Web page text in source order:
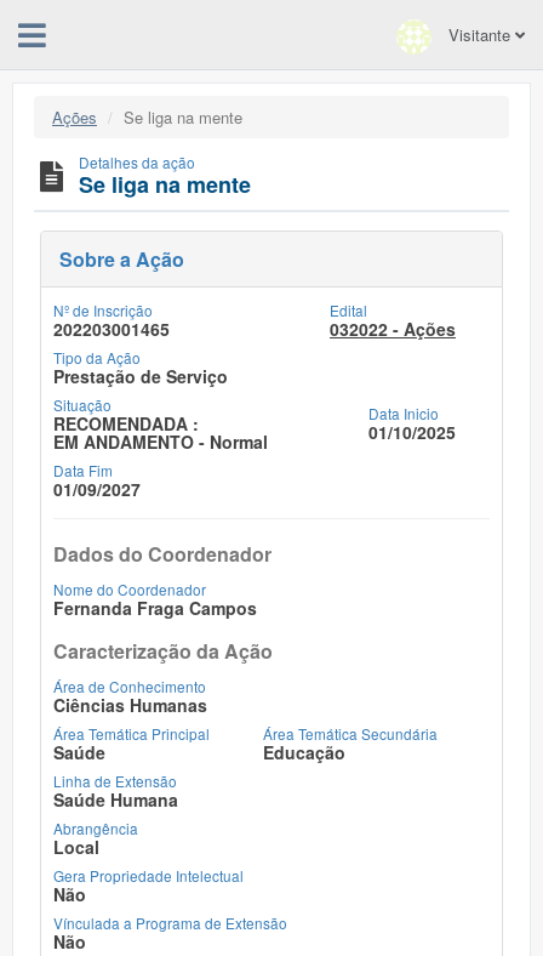
Visitante
Ações Se liga na mente
Detalhes da ação
Se liga na mente
Sobre a Ação
Nº de Inscrição
202203001465
Edital
032022 - Ações
Tipo da Ação
Prestação de Serviço
Situação
RECOMENDADA :
EM ANDAMENTO - Normal
Data Inicio
01/10/2025
Data Fim
01/09/2027
Dados do Coordenador
Nome do Coordenador
Fernanda Fraga Campos
Caracterização da Ação
Área de Conhecimento
Ciências Humanas
Área Temática Principal
Saúde
Área Temática Secundária
Educação
Linha de Extensão
Saúde Humana
Abrangência
Local
Gera Propriedade Intelectual
Não
Vínculada a Programa de Extensão
Não